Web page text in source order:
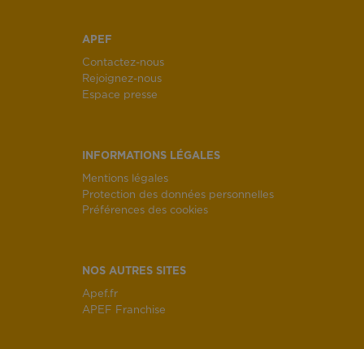
APEF
Contactez-nous
Rejoignez-nous
Espace presse
INFORMATIONS LÉGALES
Mentions légales
Protection des données personnelles
Préférences des cookies
NOS AUTRES SITES
Apef.fr
APEF Franchise